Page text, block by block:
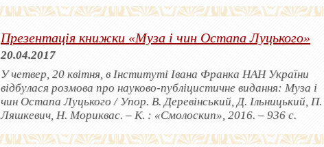
Презентація книжки «Муза і чин Остапа Луцького»
20.04.2017
У четвер, 20 квітня, в Інституті Івана Франка НАН України
відбулася розмова про науково-публіцистичне видання: Муза і
чин Остапа Луцького / Упор. В. Деревінський, Д. Ільницький, П.
Ляшкевич, Н. Мориквас. ‒ К. : «Смолоскип», 2016. ‒ 936 с.